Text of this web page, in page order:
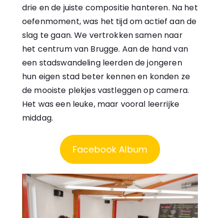
drie en de juiste compositie hanteren. Na het
oefenmoment, was het tijd om actief aan de
slag te gaan. We vertrokken samen naar
het centrum van Brugge. Aan de hand van
een stadswandeling leerden de jongeren
hun eigen stad beter kennen en konden ze
de mooiste plekjes vastleggen op camera.
Het was een leuke, maar vooral leerrijke
middag.
Facebook Album